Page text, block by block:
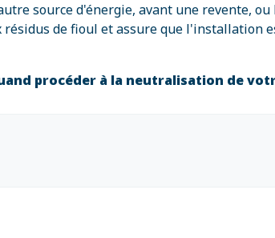
source d'énergie, avant une revente,
de fioul et assure que l'installation
procéder à la neutralisation de